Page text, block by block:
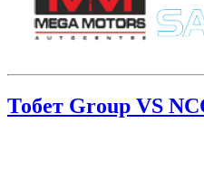
Тобет Group VS